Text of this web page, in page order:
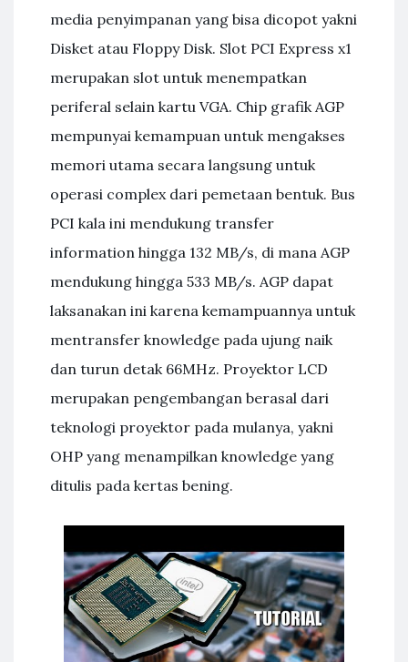
media penyimpanan yang bisa dicopot yakni
Disket atau Floppy Disk. Slot PCI Express x1
merupakan slot untuk menempatkan
periferal selain kartu VGA. Chip grafik AGP
mempunyai kemampuan untuk mengakses
memori utama secara langsung untuk
operasi complex dari pemetaan bentuk. Bus
PCI kala ini mendukung transfer
information hingga 132 MB/s, di mana AGP
mendukung hingga 533 MB/s. AGP dapat
laksanakan ini karena kemampuannya untuk
mentransfer knowledge pada ujung naik
dan turun detak 66MHz. Proyektor LCD
merupakan pengembangan berasal dari
teknologi proyektor pada mulanya, yakni
OHP yang menampilkan knowledge yang
ditulis pada kertas bening.